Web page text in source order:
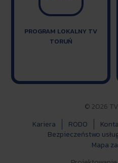
PROGRAM LOKALNY TV
TORUŃ
© 2026
Kariera
RODO
Bezpieczeństwo
Mapa